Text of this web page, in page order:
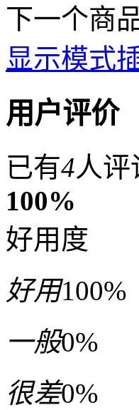
下一个商品
显示模式
用户评价
已有4人评
100%
好用度
好用100%
一般0%
很差0%